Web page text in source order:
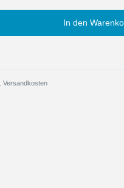
In den
Versandkosten